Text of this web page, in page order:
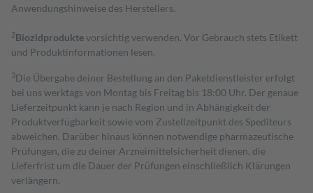
Anwendungshinweise des Herstellers.
2Biozidproduktevorsichtig verwenden. Vor Gebrauch stets Etikett
und Produktinformationen lesen.
3Die Übergabe deiner Bestellung an den Paketdienstleister erfolgt
bei uns werktags von Montag bis Freitag bis 18:00 Uhr. Der genaue
Lieferzeitpunkt kann je nach Region und in Abhängigkeit der
Produktverfügbarkeit sowie vom Zustellzeitpunkt des Spediteurs
abweichen. Darüber hinaus können notwendige pharmazeutische
Prüfungen, die zu deiner Arzneimittelsicherheit dienen, die
Lieferfrist um die Dauer der Prüfungen einschließlich Klärungen
verlängern.